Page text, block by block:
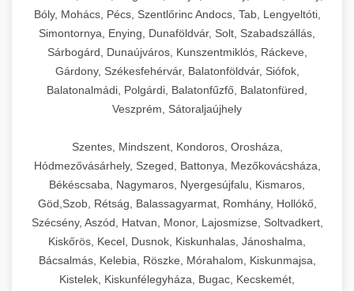
Bóly, Mohács, Pécs, Szentlőrinc Andocs, Tab, Lengyeltóti,
Simontornya, Enying, Dunaföldvár, Solt, Szabadszállás,
Sárbogárd, Dunaújváros, Kunszentmiklós, Ráckeve,
Gárdony, Székesfehérvár, Balatonföldvár, Siófok,
Balatonalmádi, Polgárdi, Balatonfűzfő, Balatonfüred,
Veszprém, Sátoraljaújhely
Szentes, Mindszent, Kondoros, Orosháza,
Hódmezővásárhely, Szeged, Battonya, Mezőkovácsháza,
Békéscsaba, Nagymaros, Nyergesújfalu, Kismaros,
Göd,Szob, Rétság, Balassagyarmat, Romhány, Hollókő,
Szécsény, Aszód, Hatvan, Monor, Lajosmizse, Soltvadkert,
Kiskőrös, Kecel, Dusnok, Kiskunhalas, Jánoshalma,
Bácsalmás, Kelebia, Röszke, Mórahalom, Kiskunmajsa,
Kistelek, Kiskunfélegyháza, Bugac, Kecskemét,